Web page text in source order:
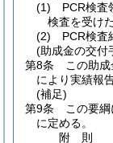
(1)
PCR検査
検査を受け
(2)
PCR検査
(助成金の交付
第8条
この助成
により実績報
(補足)
第9条
この要
に定める。
附 則